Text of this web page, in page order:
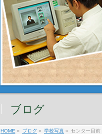
ブログ
HOME » ブログ » 学校写真 » センター目前